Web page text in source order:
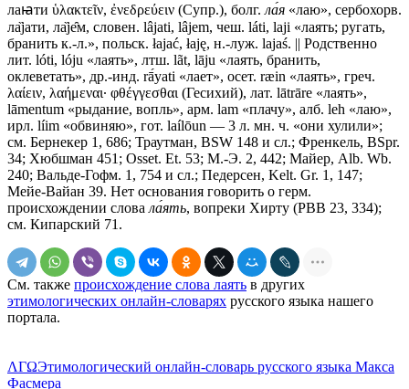
лаꙗти ὑλακτεῖν, ἐνεδρεύειν (Супр.), болг. ла́я «лаю», сербохорв.
ла̏jати, ла̏jе̑м, словен. lâjati, lâjem, чеш. láti, laji «лаять; ругать,
бранить к.-л.», польск. łаjаć, łaję, н.-луж. lajaś. || Родственно
лит. lóti, lóju «лаять», лтш. lãt, lāju «лаять, бранить,
оклеветать», др.-инд. rā́уаti «лает», осет. ræin «лаять», греч.
λαίειν, λαήμεναι· φθέγγεσθαι (Гесихий), лат. lātrārе «лаять»,
lāmentum «рыдание, вопль», арм. lаm «плачу», алб. lеh «лаю»,
ирл. líim «обвиняю», гот. laílōun — 3 л. мн. ч. «они хулили»;
см. Бернекер 1, 686; Траутман, ВSW 148 и сл.; Френкель, ВSрr.
34; Хюбшман 451; Osset. Еt. 53; М.-Э. 2, 442; Майер, Alb. Wb.
240; Вальде-Гофм. 1, 754 и сл.; Педерсен, Kelt. Gr. 1, 147;
Мейе-Вайан 39. Нет основания говорить о герм.
происхождении слова ла́ять, вопреки Хирту (РВВ 23, 334);
см. Кипарский 71.
См. также происхождение слова лаять в других
этимологических онлайн-словарях русского языка нашего
портала.
ΛΓΩЭтимологический онлайн-словарь русского языка Макса
Фасмера